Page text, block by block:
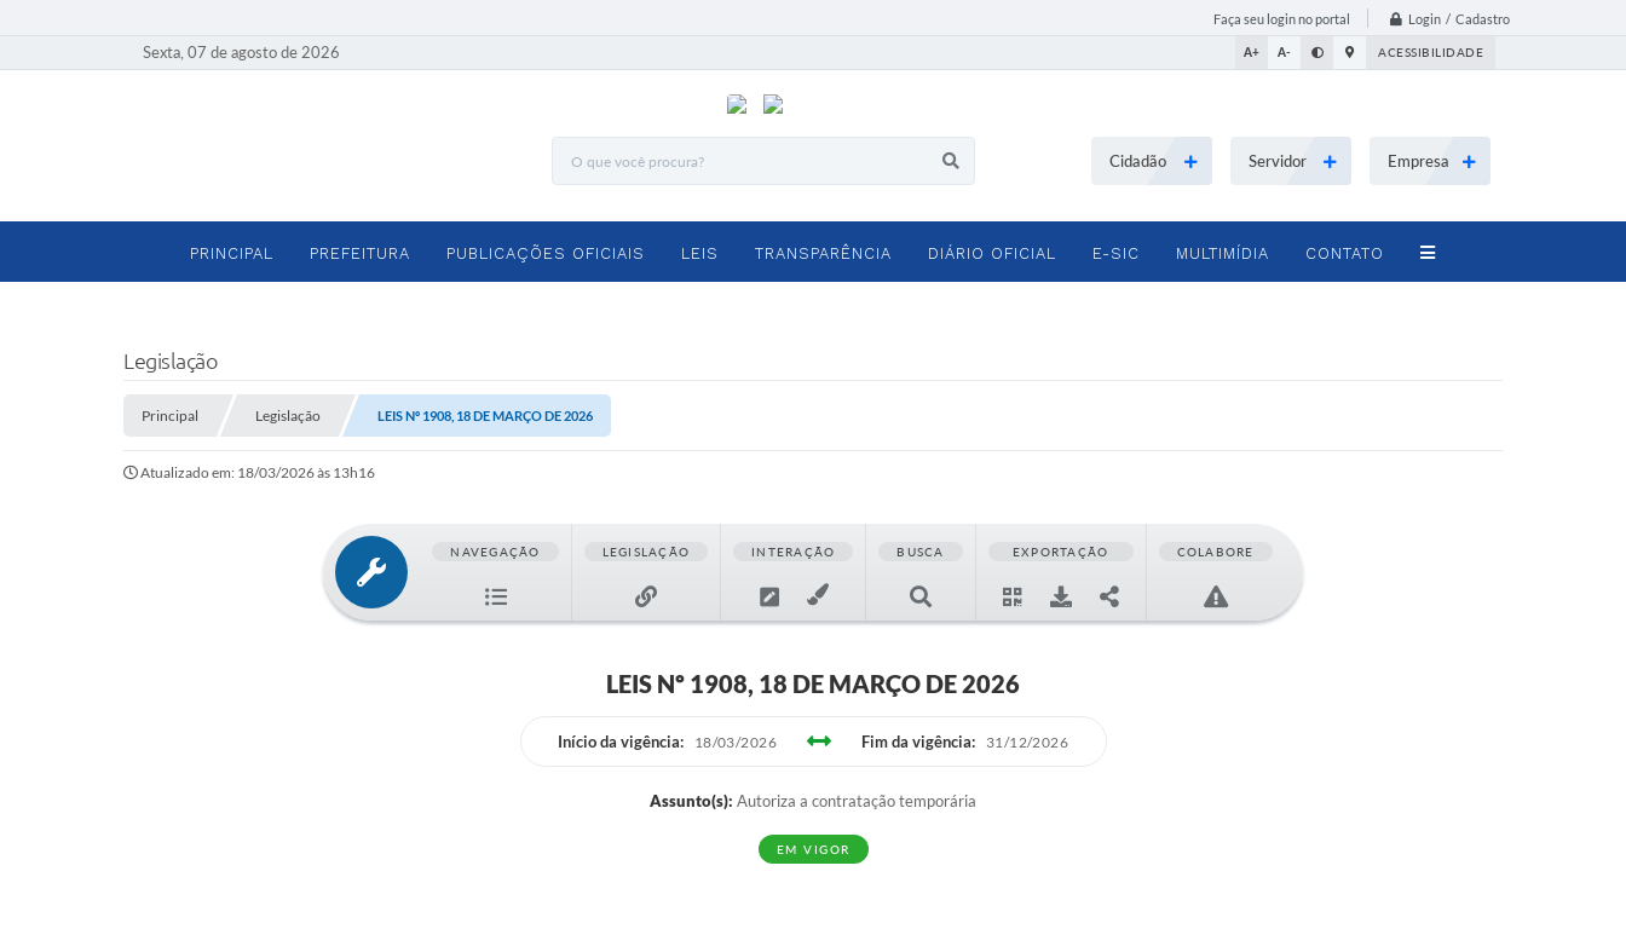
Faça seu login no portal Login / Cadastro
Sexta, 07 de agosto de 2026 A+ A- ACESSIBILIDADE
Cidadão Servidor Empresa
PRINCIPAL PREFEITURA PUBLICAÇÕES OFICIAIS LEIS TRANSPARÊNCIA DIÁRIO OFICIAL E-SIC MULTIMÍDIA CONTATO
Legislação
Principal Legislação LEIS Nº 1908, 18 DE MARÇO DE 2026
Atualizado em: 18/03/2026 às 13h16
NAVEGAÇÃO LEGISLAÇÃO INTERAÇÃO BUSCA EXPORTAÇÃO COLABORE
LEIS Nº 1908, 18 DE MARÇO DE 2026
Início da vigência: 18/03/2026 Fim da vigência: 31/12/2026
Assunto(s): Autoriza a contratação temporária
EM VIGOR